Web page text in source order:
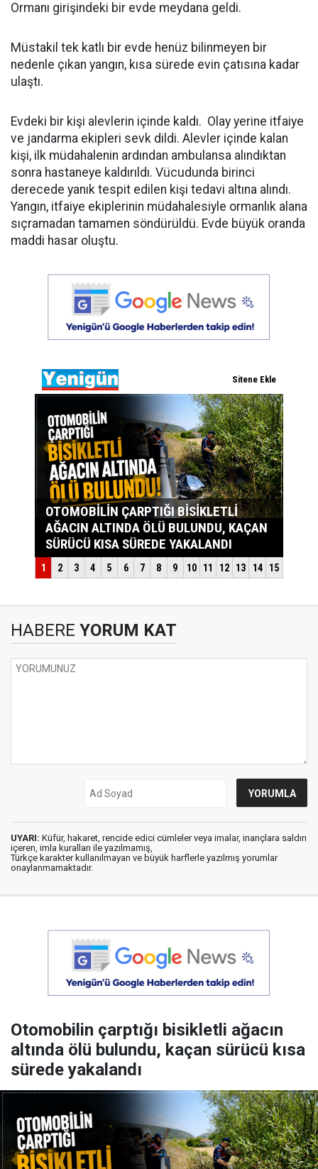
Ormanı girişindeki bir evde meydana geldi.
Müstakil tek katlı bir evde henüz bilinmeyen bir
nedenle çıkan yangın, kısa sürede evin çatısına kadar
ulaştı.
Evdeki bir kişi alevlerin içinde kaldı. Olay yerine itfaiye
ve jandarma ekipleri sevk dildi. Alevler içinde kalan
kişi, ilk müdahalenin ardından ambulansa alındıktan
sonra hastaneye kaldırıldı. Vücudunda birinci
derecede yanık tespit edilen kişi tedavi altına alındı.
Yangın, itfaiye ekiplerinin müdahalesiyle ormanlık alana
sıçramadan tamamen söndürüldü. Evde büyük oranda
maddi hasar oluştu.
HABERE YORUM KAT
UYARI: Küfür, hakaret, rencide edici cümleler veya imalar, inançlara saldırı
içeren, imla kuralları ile yazılmamış,
Türkçe karakter kullanılmayan ve büyük harflerle yazılmış yorumlar
onaylanmamaktadır.
Otomobilin çarptığı bisikletli ağacın
altında ölü bulundu, kaçan sürücü kısa
sürede yakalandı